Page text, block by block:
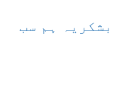
بشکریہ ہم سب